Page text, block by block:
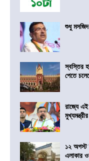
শুধু মসজিদ
স্বস্তির
পেতে
রাজ্যে এই
মুখ্যমন্ত্রীর
১২ অগস্ট
এলাকার